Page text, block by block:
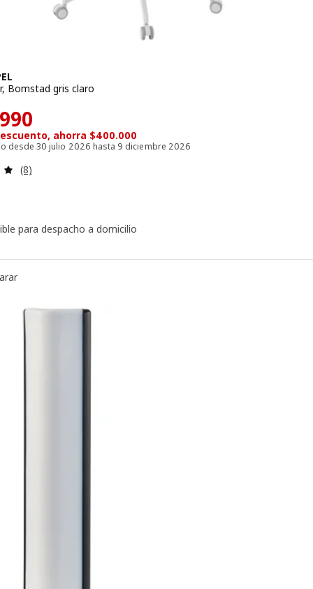
Bomstad gris claro
$ 399990
ahorra $400.000
desde 30 julio 2026 hasta 9 diciembre 2026
Evaluación: 4.9 de 5 estrellas. Evaluaciones:
(8)
para despacho a domicilio